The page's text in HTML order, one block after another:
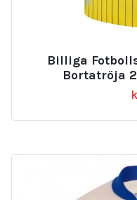
Billiga
Bortatröja